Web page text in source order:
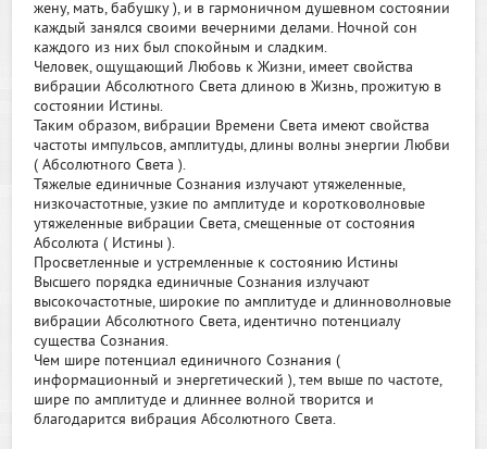
жену, мать, бабушку ), и в гармоничном душевном состоянии
каждый занялся своими вечерними делами. Ночной сон
каждого из них был спокойным и сладким.
Человек, ощущающий Любовь к Жизни, имеет свойства
вибрации Абсолютного Света длиною в Жизнь, прожитую в
состоянии Истины.
Таким образом, вибрации Времени Света имеют свойства
частоты импульсов, амплитуды, длины волны энергии Любви
( Абсолютного Света ).
Тяжелые единичные Сознания излучают утяжеленные,
низкочастотные, узкие по амплитуде и коротковолновые
утяжеленные вибрации Света, смещенные от состояния
Абсолюта ( Истины ).
Просветленные и устремленные к состоянию Истины
Высшего порядка единичные Сознания излучают
высокочастотные, широкие по амплитуде и длинноволновые
вибрации Абсолютного Света, идентично потенциалу
существа Сознания.
Чем шире потенциал единичного Сознания (
информационный и энергетический ), тем выше по частоте,
шире по амплитуде и длиннее волной творится и
благодарится вибрация Абсолютного Света.